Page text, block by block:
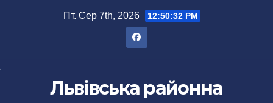
Пт. Сер 7th, 2026 12:50:32 PM
Львівська районна